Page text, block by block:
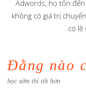
Adwords, họ tốn
không có giá trị
có lẽ
Đằng nào
học sớm thì tốt hơn